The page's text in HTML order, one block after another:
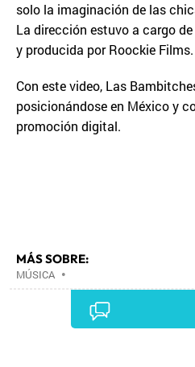
solo la imaginación de las
La dirección estuvo a cargo
y producida por Roockie Films.
Con este video, Las
posicionándose en México y
promoción digital.
MÁS SOBRE:
MÚSICA •